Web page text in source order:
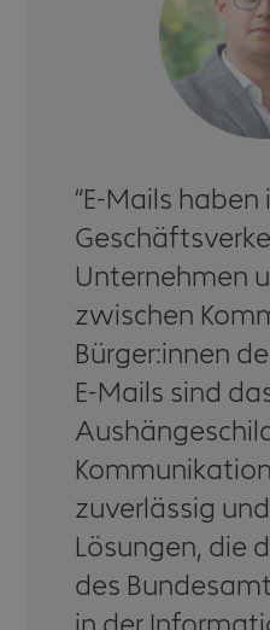
E-Mails haben
Unternehmen
zwischen
Bürger:innen
E-Mails sind
zuverlässig
Lösungen, die
des